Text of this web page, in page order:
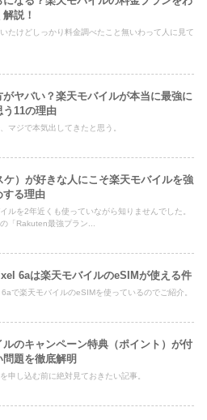
説！
たけどしっかり料金調べたこと無いわって人に見て
がヤバい？楽天モバイルが本当に最強に
う11の理由
マジで本気出してきたと思う。
ケ）が好きな人にこそ楽天モバイルを強
する理由
ルを2年近くも使っていながら知りませんでした。
「Rakuten最強プラン...
6aは楽天モバイルのeSIMが使える件
で楽天モバイルのeSIMを使っているのでご紹介。
ルのキャンペーン特典（ポイント）が付
問題を徹底解明
申し込む前に絶対見ておきたい記事。